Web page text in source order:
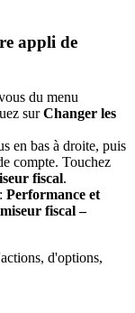
appli de
du menu
surChanger les
en bas à droite, puis
compte. Touchez
fiscal.
Performance et
fiscal –
d'options,